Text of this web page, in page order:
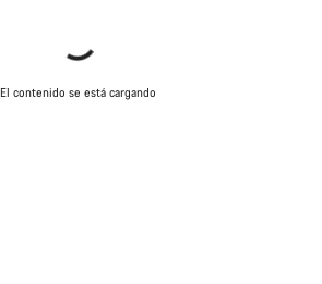
El contenido se está cargando